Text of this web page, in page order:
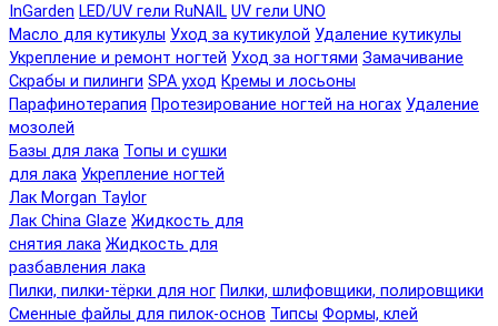
InGarden LED/UV гели RuNAIL UV гели UNO
Масло для кутикулы Уход за кутикулой Удаление кутикулы
Укрепление и ремонт ногтей Уход за ногтями Замачивание
Скрабы и пилинги SPA уход Кремы и лосьоны
Парафинотерапия Протезирование ногтей на ногах Удаление
мозолей
Базы для лака Топы и сушки
для лака Укрепление ногтей
Лак Morgan Taylor
Лак China Glaze Жидкость для
снятия лака Жидкость для
разбавления лака
Пилки, пилки-тёрки для ног Пилки, шлифовщики, полировщики
Сменные файлы для пилок-основ Типсы Формы, клей